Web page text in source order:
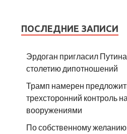
ПОСЛЕДНИЕ ЗАПИСИ
Эрдоган пригласил
столетию дипотношений
Трамп намерен
трехсторонний контроль
вооружениями
По собственному